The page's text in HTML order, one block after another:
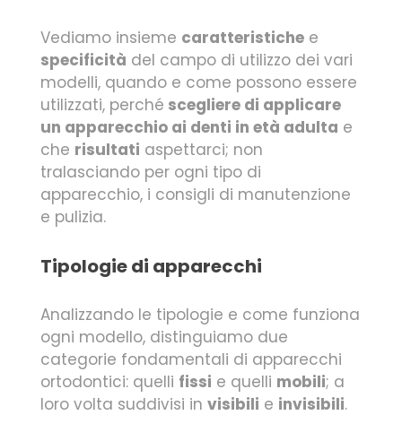
Vediamo insieme caratteristiche e
specificità del campo di utilizzo dei vari
modelli, quando e come possono essere
utilizzati, perché scegliere di applicare
un apparecchio ai denti in età adulta e
che risultati aspettarci; non
tralasciando per ogni tipo di
apparecchio, i consigli di manutenzione
e pulizia.
Tipologie di apparecchi
Analizzando le tipologie e come funziona
ogni modello, distinguiamo due
categorie fondamentali di apparecchi
ortodontici: quelli fissi e quelli mobili; a
loro volta suddivisi in visibili e invisibili.